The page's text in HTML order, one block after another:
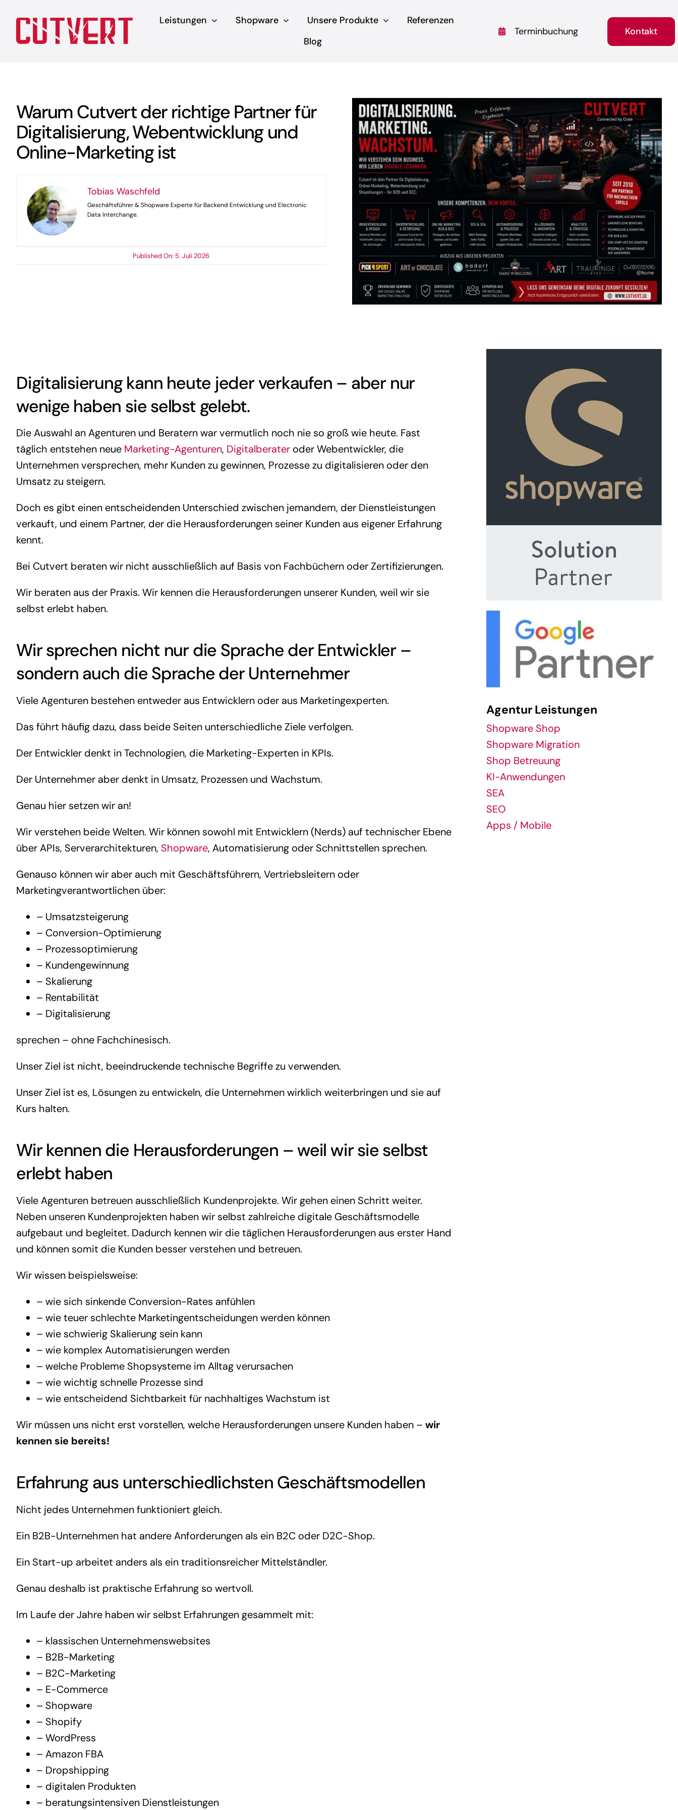
Inhalt
springen
Leistungen Shopware Unsere Produkte
Referenzen
Blog
Terminbuchung Kontakt
Warum Cutvert der richtige Partner für
Digitalisierung, Webentwicklung und
Online-Marketing ist
Tobias Waschfeld
Geschäftsführer & Shopware Experte für Backend Entwicklung und Electronic
Data Interchange.
Published On: 5. Juli 2026
Digitalisierung kann heute jeder verkaufen – aber nur
wenige haben sie selbst gelebt.
Die Auswahl an Agenturen und Beratern war vermutlich noch nie so groß wie heute. Fast
täglich entstehen neue Marketing-Agenturen, Digitalberateroder Webentwickler, die
Unternehmen versprechen, mehr Kunden zu gewinnen, Prozesse zu digitalisieren oder den
Umsatz zu steigern.
Doch es gibt einen entscheidenden Unterschied zwischen jemandem, der Dienstleistungen
verkauft, und einem Partner, der die Herausforderungen seiner Kunden aus eigener Erfahrung
kennt.
Bei Cutvert beraten wir nicht ausschließlich auf Basis von Fachbüchern oder Zertifizierungen.
Wir beraten aus der Praxis. Wir kennen die Herausforderungen unserer Kunden, weil wir sie
selbst erlebt haben.
Wir sprechen nicht nur die Sprache der Entwickler –
sondern auch die Sprache der Unternehmer
Viele Agenturen bestehen entweder aus Entwicklern oder aus Marketingexperten.
Das führt häufig dazu, dass beide Seiten unterschiedliche Ziele verfolgen.
Der Entwickler denkt in Technologien, die Marketing-Experten in KPIs.
Der Unternehmer aber denkt in Umsatz, Prozessen und Wachstum.
Genau hier setzen wir an!
Wir verstehen beide Welten. Wir können sowohl mit Entwicklern (Nerds) auf technischer Ebene
über APIs, Serverarchitekturen, Shopware, Automatisierung oder Schnittstellen sprechen.
Genauso können wir aber auch mit Geschäftsführern, Vertriebsleitern oder
Marketingverantwortlichen über:
– Umsatzsteigerung
– Conversion-Optimierung
– Prozessoptimierung
– Kundengewinnung
– Skalierung
– Rentabilität
– Digitalisierung
sprechen – ohne Fachchinesisch.
Unser Ziel ist nicht, beeindruckende technische Begriffe zu verwenden.
Unser Ziel ist es, Lösungen zu entwickeln, die Unternehmen wirklich weiterbringen und sie auf
Kurs halten.
Wir kennen die Herausforderungen – weil wir sie selbst
erlebt haben
Viele Agenturen betreuen ausschließlich Kundenprojekte. Wir gehen einen Schritt weiter.
Neben unseren Kundenprojekten haben wir selbst zahlreiche digitale Geschäftsmodelle
aufgebaut und begleitet. Dadurch kennen wir die täglichen Herausforderungen aus erster Hand
und können somit die Kunden besser verstehen und betreuen.
Wir wissen beispielsweise:
– wie sich sinkende Conversion-Rates anfühlen
– wie teuer schlechte Marketingentscheidungen werden können
– wie schwierig Skalierung sein kann
– wie komplex Automatisierungen werden
– welche Probleme Shopsysteme im Alltag verursachen
– wie wichtig schnelle Prozesse sind
– wie entscheidend Sichtbarkeit für nachhaltiges Wachstum ist
Wir müssen uns nicht erst vorstellen, welche Herausforderungen unsere Kunden haben – wir
kennen sie bereits!
Erfahrung aus unterschiedlichsten Geschäftsmodellen
Nicht jedes Unternehmen funktioniert gleich.
Ein B2B-Unternehmen hat andere Anforderungen als ein B2C oder D2C-Shop.
Ein Start-up arbeitet anders als ein traditionsreicher Mittelständler.
Genau deshalb ist praktische Erfahrung so wertvoll.
Im Laufe der Jahre haben wir selbst Erfahrungen gesammelt mit:
– klassischen Unternehmenswebsites
– B2B-Marketing
– B2C-Marketing
– E-Commerce
– Shopware
– Shopify
– WordPress
– Amazon FBA
– Dropshipping
– digitalen Produkten
– beratungsintensiven Dienstleistungen
Agentur Leistungen
Shopware Shop
Shopware Migration
Shop Betreuung
KI-Anwendungen
SEA
SEO
Apps / Mobile